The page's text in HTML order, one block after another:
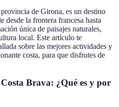
de Girona, es un destino
desde la frontera francesa hasta
única de paisajes naturales,
local. Este artículo te
sobre las mejores actividades y
costa, para que disfrutes de
Brava: ¿Qué es y por